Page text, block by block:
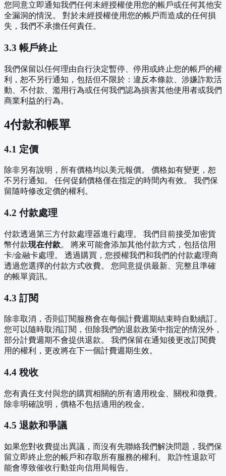
您同意立即通知我們任何未經授權使用您的帳戶或任何其他安
全漏洞的情況。 對於未經授權使用您的帳戶而造成的任何損
失，我們不承擔任何責任。
3.3 帳戶終止
我們保留以任何理由自行決定暫停、停用或終止您的帳戶的權
利，恕不另行通知，包括但不限於：違反本條款、涉嫌詐欺活
動、不付款、濫用行為或任何我們認為損害其他使用者或我們
商業利益的行為。
4付款和帳單
4.1 定價
除非另有說明，所有價格均以美元報價。 價格如有變更，恕
不另行通知。 任何促銷價格僅在指定的時間內有效。 我們保
留隨時修改定價的權利。
4.2 付款處理
付款透過第三方付款處理器進行處理。 我們目前接受加密貨
幣付款現在付款。 將來可能會添加其他付款方式，包括信用
卡/金融卡處理。 透過購買，您授權我們和我們的付款處理商
透過您選擇的付款方式收費。 您同意提供最新、完整且準確
的帳單資訊。
4.3 訂閱
除非取消，否則訂閱服務會在每個計費週期結束時自動續訂。
您可以隨時取消訂閱，但除我們的退款政策中指定的情況外，
部分計費週期不會提供退款。 我們保留在通知後更改訂閱費
用的權利，更改將在下一個計費週期生效。
4.4 稅收
您有責任支付與您的購買相關的所有適用稅金、關稅和徵費。
除非明確說明，價格不包括適用的稅金。
4.5 退款和爭議
如果您對收費提出異議，而沒有先聯絡我們解決問題，我們保
留立即終止您的帳戶和存取所有服務的權利。 欺詐性退款可
能會導致催收行動並向信用局報告。